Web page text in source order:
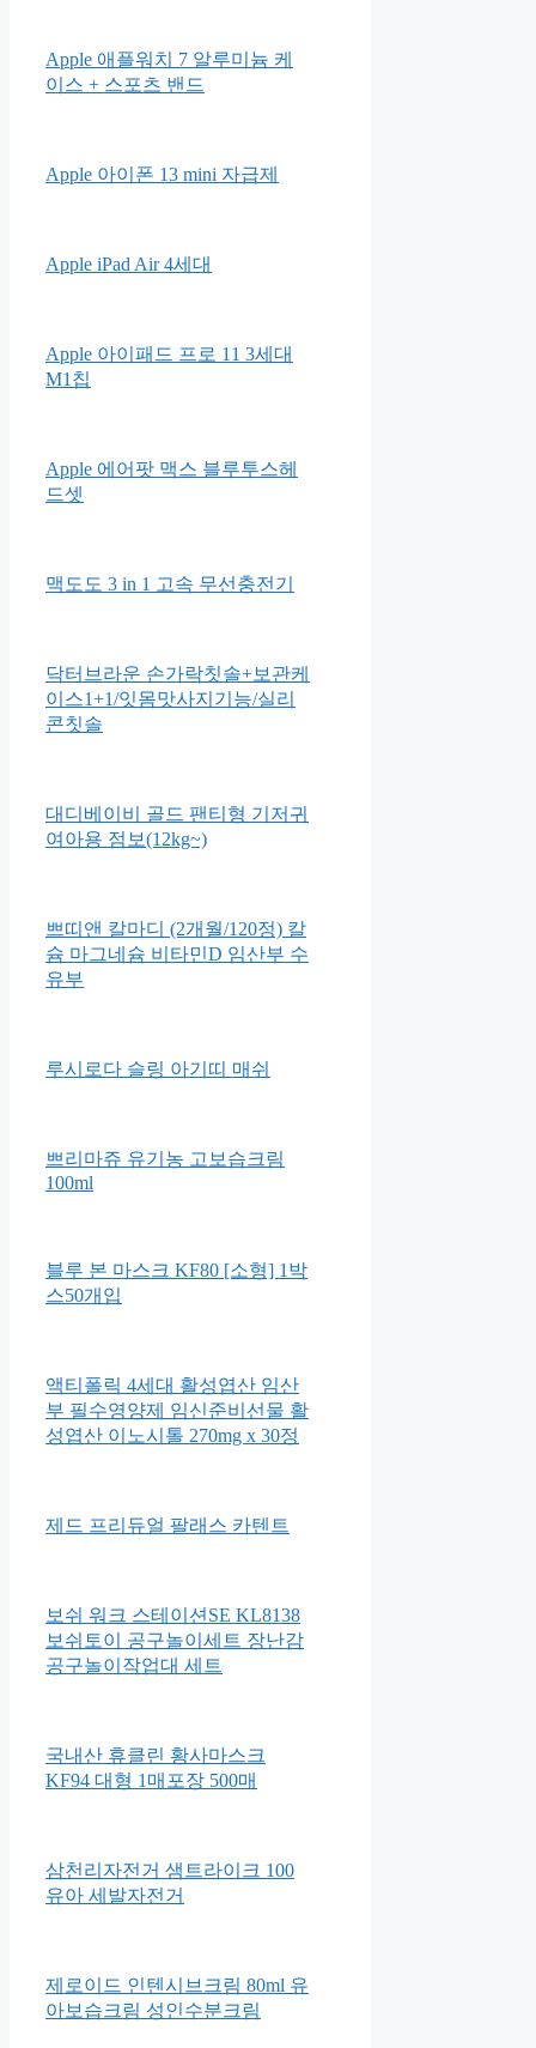
Apple 애플워치 7 알루미늄 케
이스 + 스포츠 밴드
Apple 아이폰 13 mini 자급제
Apple iPad Air 4세대
Apple 아이패드 프로 11 3세대
M1칩
Apple 에어팟 맥스 블루투스헤
드셋
맥도도 3 in 1 고속 무선충전기
닥터브라운 손가락칫솔+보관케
이스1+1/잇몸맛사지기능/실리
콘칫솔
대디베이비 골드 팬티형 기저귀
여아용 점보(12kg~)
쁘띠앤 칼마디 (2개월/120정) 칼
슘 마그네슘 비타민D 임산부 수
유부
루시로다 슬링 아기띠 매쉬
쁘리마쥬 유기농 고보습크림
100ml
블루 본 마스크 KF80 [소형] 1박
스50개입
액티폴릭 4세대 활성엽산 임산
부 필수영양제 임신준비선물 활
성엽산 이노시톨 270mg x 30정
제드 프리듀얼 팔래스 카텐트
보쉬 워크 스테이션SE KL8138
보쉬토이 공구놀이세트 장난감
공구놀이작업대 세트
국내산 휴클린 황사마스크
KF94 대형 1매포장 500매
삼천리자전거 샘트라이크 100
유아 세발자전거
제로이드 인텐시브크림 80ml 유
아보습크림 성인수분크림